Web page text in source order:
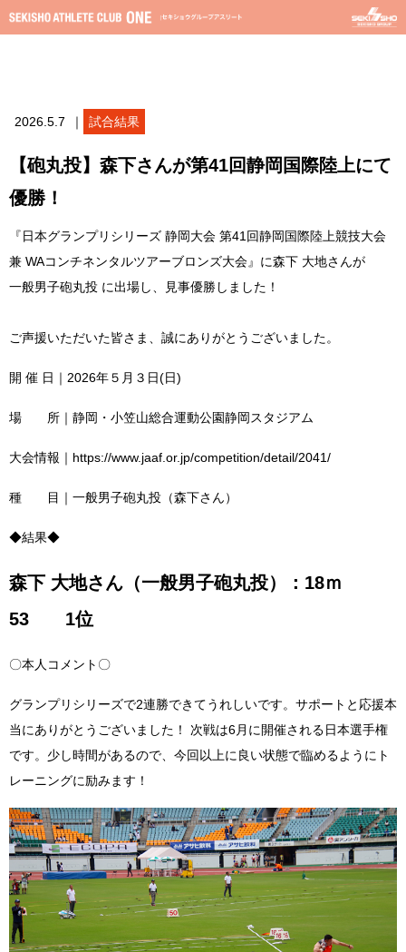
2026.5.7 ｜ 試合結果
【砲丸投】森下さんが第41回静岡国際陸上にて
優勝！
『日本グランプリシリーズ 静岡大会 第41回静岡国際陸上競技大会
兼 WAコンチネンタルツアーブロンズ大会』に森下 大地さんが
一般男子砲丸投 に出場し、見事優勝しました！
ご声援いただいた皆さま、誠にありがとうございました。
開 催 日｜2026年５月３日(日)
場 所｜静岡・小笠山総合運動公園静岡スタジアム
大会情報｜https://www.jaaf.or.jp/competition/detail/2041/
種 目｜一般男子砲丸投（森下さん）
◆結果◆
森下 大地さん（一般男子砲丸投）：18ｍ
53 1位
〇本人コメント〇
グランプリシリーズで2連勝できてうれしいです。サポートと応援本
当にありがとうございました！ 次戦は6月に開催される日本選手権
です。少し時間があるので、今回以上に良い状態で臨めるようにト
レーニングに励みます！